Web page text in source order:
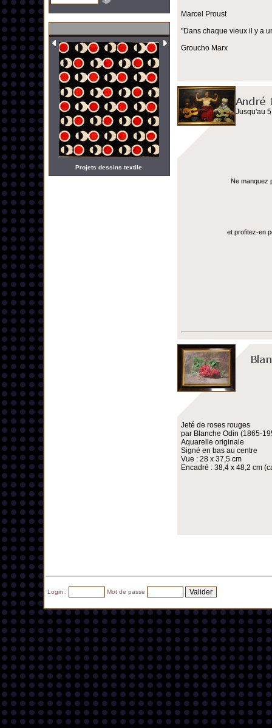
Projets dessins textile
Marcel Proust
"Dans chaque vieux il y a
Groucho Marx
Jusqu'au
Ne manquez
et profitez-en
Jeté de roses rouges
par Blanche Odin (1865-
Aquarelle originale
Signé en bas au centre
Vue : 28 x 37,5 cm
Encadré : 38,4 x 48,2 cm
Login : Mot de passe